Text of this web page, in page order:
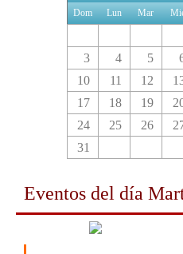
Dom Lun Mar
3
4 5
10
11 12
17
18 19
24
25 26
31
Eventos del día